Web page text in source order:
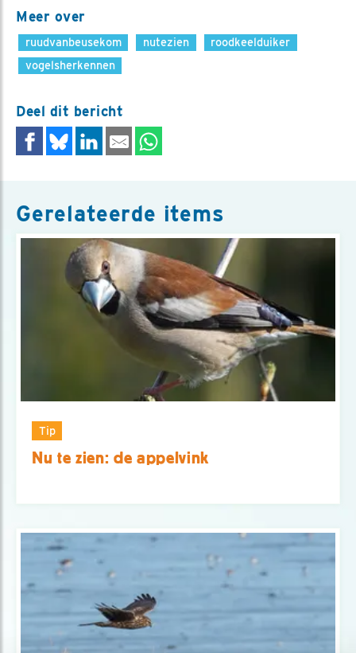
Meer over
ruudvanbeusekom nutezien
roodkeelduiker
vogelsherkennen
Deel dit bericht
Gerelateerde items
Tip
Nu te zien: de appelvink